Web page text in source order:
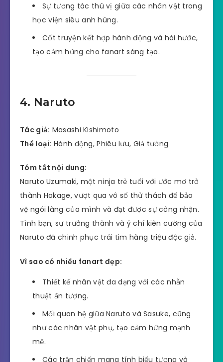
Sự tương tác thú vị giữa các nhân vật trong
học viện siêu anh hùng.
Cốt truyện kết hợp hành động và hài hước,
tạo cảm hứng cho fanart sáng tạo.
4. Naruto
Tác giả: Masashi Kishimoto
Thể loại: Hành động, Phiêu lưu, Giả tưởng
Tóm tắt nội dung:
Naruto Uzumaki, một ninja trẻ tuổi với ước mơ trở
thành Hokage, vượt qua vô số thử thách để bảo
vệ ngôi làng của mình và đạt được sự công nhận.
Tình bạn, sự trưởng thành và ý chí kiên cường của
Naruto đã chinh phục trái tim hàng triệu độc giả.
Vì sao có nhiều fanart đẹp:
Thiết kế nhân vật đa dạng với các nhẫn
thuật ấn tượng.
Mối quan hệ giữa Naruto và Sasuke, cũng
như các nhân vật phụ, tạo cảm hứng mạnh
mẽ.
Các trận chiến mang tính biểu tượng và